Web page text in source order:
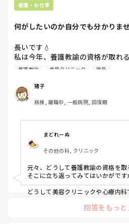
看護・お仕事
何がしたいのか自分でも分かりませ
長いです💧
私は今年、養護教諭の資格が取れ
るために病棟を辞めました。
急に養護教諭になる気が失せてき
心療内科等の看護師として働きた
す。
が無いため合格した後の1年間の
ってしまっています。
しかし、夏頃に彼氏のご両親と食
め病棟を辞めた話をすると｢辞め
と、とても応援してくれました。
昨日も応援メッセージをくれました
その手前、｢やっぱり養護教諭辞
応援していた自分の子供の恋人が
養護教諭 美容クリニック 彼氏
猪子
病棟, 離職中, 一般病院, 回復期
まどれーぬ
その他の科, クリニック
元々、どうして養護教諭の資格を取
そこに立ち返ってみてはいかがです
どうして美容クリニックや心療内
回答をもっと